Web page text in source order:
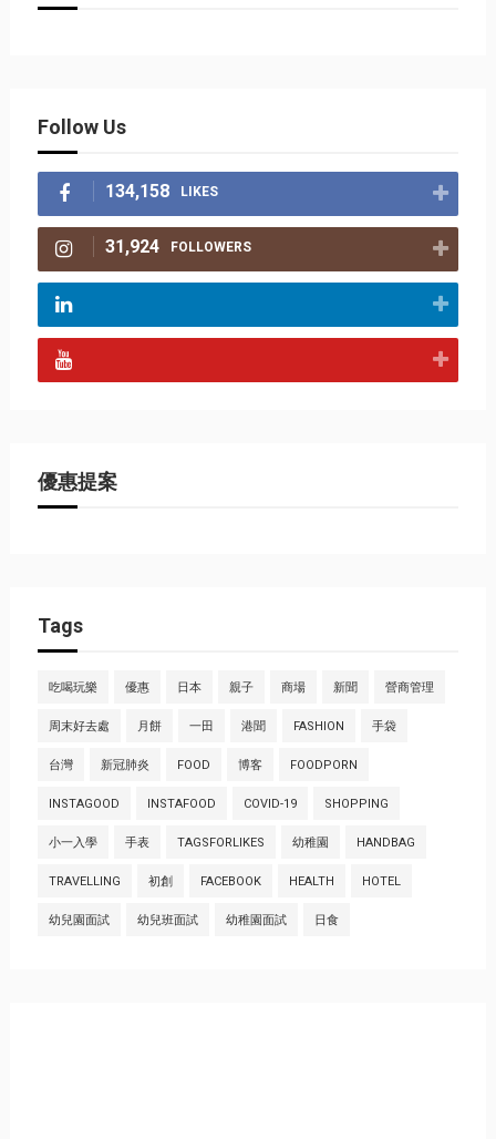
Follow Us
134,158 LIKES
31,924 FOLLOWERS
優惠提案
Tags
吃喝玩樂 優惠 日本 親子 商場 新聞 營商管理
周末好去處 月餅 一田 港聞 FASHION 手袋
台灣 新冠肺炎 FOOD 博客 FOODPORN
INSTAGOOD INSTAFOOD COVID-19 SHOPPING
小一入學 手表 TAGSFORLIKES 幼稚園 HANDBAG
TRAVELLING 初創 FACEBOOK HEALTH HOTEL
幼兒園面試 幼兒班面試 幼稚園面試 日食